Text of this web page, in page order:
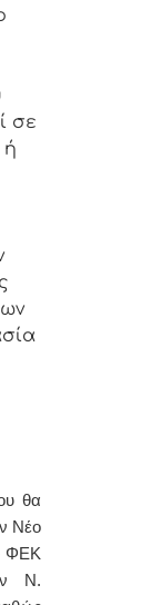
σε
ή
θα
Νέο
ΦΕΚ
Ν.